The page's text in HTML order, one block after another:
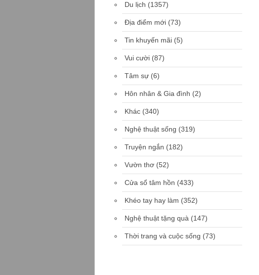
Du lịch (1357)
Địa điểm mới (73)
Tin khuyến mãi (5)
Vui cười (87)
Tâm sự (6)
Hôn nhân & Gia đình (2)
Khác (340)
Nghệ thuật sống (319)
Truyện ngắn (182)
Vườn thơ (52)
Cửa sổ tâm hồn (433)
Khéo tay hay làm (352)
Nghệ thuật tặng quà (147)
Thời trang và cuộc sống (73)